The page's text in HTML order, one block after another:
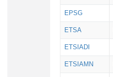
EPSG
ETSA
ETSIADI
ETSIAMN